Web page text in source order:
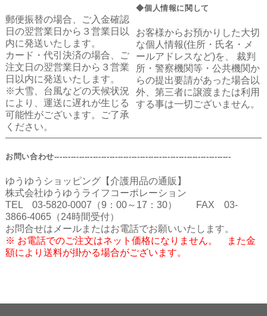
郵便振替の場合、ご入金確認
日の翌営業日から３営業日以
内に発送いたします。
カード・代引決済の場合、ご
注文日の翌営業日から３営業
日以内に発送いたします。
※大雪、台風などの天候状況
により、運送に遅れが生じる
可能性がございます。ご了承
ください。
◆個人情報に関して
お客様からお預かりした大切
な個人情報(住所・氏名・メ
ールアドレスなど)を、 裁判
所・警察機関等・公共機関か
らの提出要請があった場合以
外、第三者に譲渡または利用
する事は一切ございません。
お問い合わせ----------------------------------------------------------------
ゆうゆうショッピング【介護用品の通販】
株式会社ゆうゆうライフコーポレーション
TEL 03-5820-0007（9：00～17：30） FAX 03-
3866-4065（24時間受付）
お問合せはメールまたはお電話でお願いいたします。
※ お電話でのご注文はネット価格になりません。 また金
額により送料が掛かる場合がございます。